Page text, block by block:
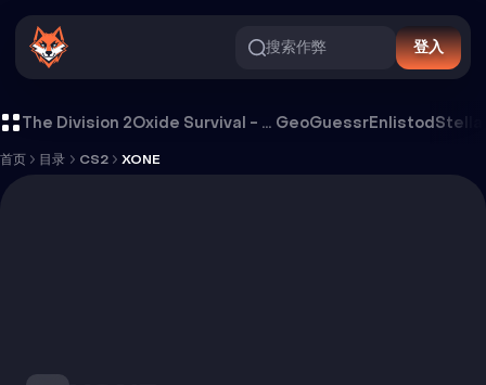
搜索作弊 登入
The Division 2 Oxide Survival - Rust Mobile GeoGuessrEnlistodStella
首页 目录 CS2 XONE